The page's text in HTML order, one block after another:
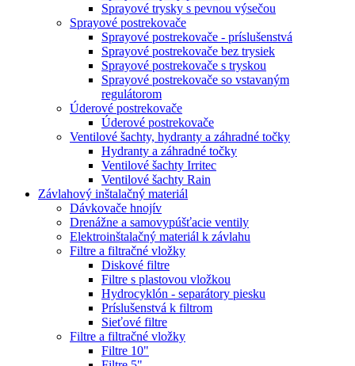
Sprayové trysky s pevnou výsečou
Sprayové postrekovače
Sprayové postrekovače - príslušenstvá
Sprayové postrekovače bez trysiek
Sprayové postrekovače s tryskou
Sprayové postrekovače so vstavaným
regulátorom
Úderové postrekovače
Úderové postrekovače
Ventilové šachty, hydranty a záhradné točky
Hydranty a záhradné točky
Ventilové šachty Irritec
Ventilové šachty Rain
Závlahový inštalačný materiál
Dávkovače hnojív
Drenážne a samovypúšťacie ventily
Elektroinštalačný materiál k závlahu
Filtre a filtračné vložky
Diskové filtre
Filtre s plastovou vložkou
Hydrocyklón - separátory piesku
Príslušenstvá k filtrom
Sieťové filtre
Filtre a filtračné vložky
Filtre 10"